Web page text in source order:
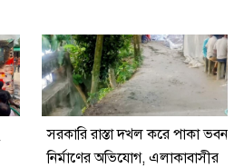
সরকারি রাস্তা দখল করে পাকা ভবন
নির্মাণের অভিযোগ, এলাকাবাসীর